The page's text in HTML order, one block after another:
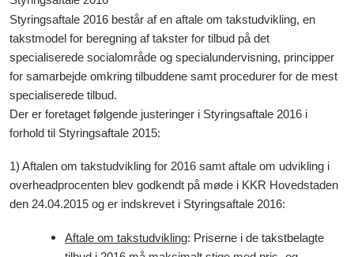
Styringsaftale 2016 består af en aftale om takstudvikling, en
takstmodel for beregning af takster for tilbud på det
specialiserede socialområde og specialundervisning, principper
for samarbejde omkring tilbuddene samt procedurer for de mest
specialiserede tilbud.
Der er foretaget følgende justeringer i Styringsaftale 2016 i
forhold til Styringsaftale 2015:
1) Aftalen om takstudvikling for 2016 samt aftale om udvikling i
overheadprocenten blev godkendt på møde i KKR Hovedstaden
den 24.04.2015 og er indskrevet i Styringsaftale 2016:
Aftale om takstudvikling: Priserne i de takstbelagte